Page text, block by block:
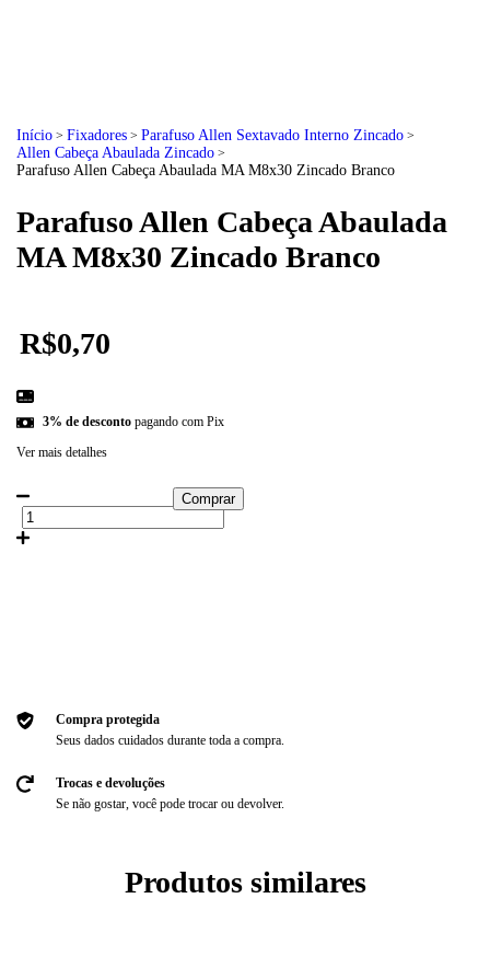
Início > Fixadores > Parafuso Allen Sextavado Interno Zincado >
Allen Cabeça Abaulada Zincado >
Parafuso Allen Cabeça Abaulada MA M8x30 Zincado Branco
Parafuso Allen Cabeça Abaulada
MA M8x30 Zincado Branco
R$0,70
3% de descontopagando com Pix
Ver mais detalhes
Compra protegida
Seus dados cuidados durante toda a compra.
Trocas e devoluções
Se não gostar, você pode trocar ou devolver.
Produtos similares